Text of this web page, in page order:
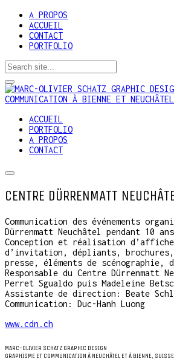
A PROPOS
ACCUEIL
CONTACT
PORTFOLIO
ACCUEIL
PORTFOLIO
A PROPOS
CONTACT
CENTRE DÜRRENMATT
Communication des événements
Dürrenmatt Neuchâtel pendant 10
Conception et réalisation
d’invitation, dépliants, brochures,
presse, éléments de scénographie,
Responsable du Centre Dürrenmatt
Perret Sgualdo puis Madeleine
Assistante de direction: Beate
Communication: Duc-Hanh Luong
www.cdn.ch
MARC-OLIVIER SCHATZ GRAPHIC DESIGN
GRAPHISME ET COMMUNICATION À NEUCHÂTEL ET À BIENNE, SUISSE